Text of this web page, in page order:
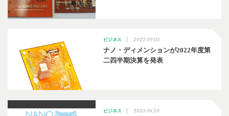
ビジネス 2022.09.05
ナノ・ディメンションが2022年度第
二四半期決算を発表
ビジネス 2023.04.20